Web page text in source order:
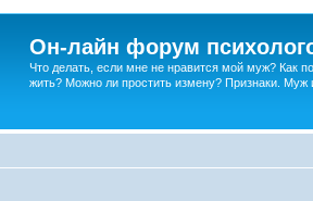
Он-лайн форум
Что делать, если мне не нравится мой муж? Как
жить? Можно ли простить измену? Признаки. Муж